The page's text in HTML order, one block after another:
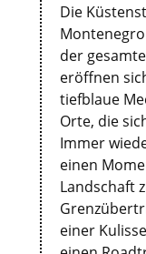
Die
der
eröffnen
tiefblaue
Orte, die
Immer
einen
Landschaft
einer